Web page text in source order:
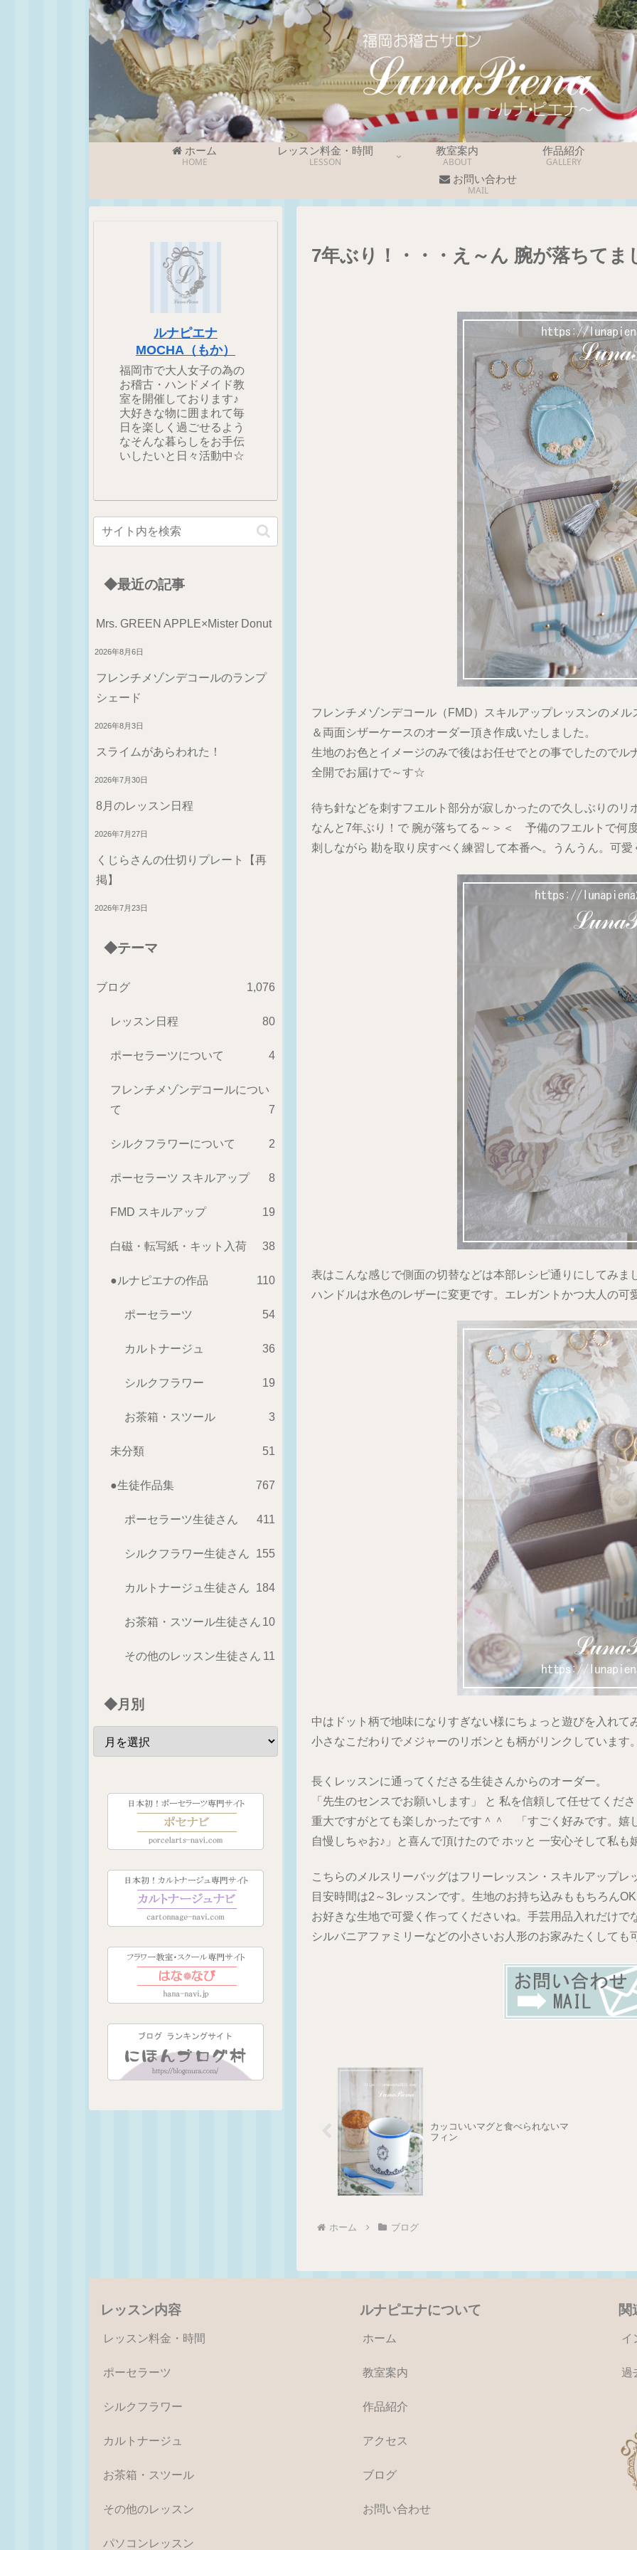
ホーム
HOME
レッスン料金・時間
LESSON
教室案内
ABOUT
作品紹介
GALLERY
お問い合わせ
MAIL
7年ぶり！・・・え～ん 腕が落ちてま
フレンチメゾンデコール（FMD）スキルアップレッスンのメル
＆両面シザーケースのオーダー頂き作成いたしました。
生地のお色とイメージのみで後はお任せでとの事でしたのでル
全開でお届けで～す☆
待ち針などを刺すフエルト部分が寂しかったので久しぶりのリ
なんと7年ぶり！で 腕が落ちてる～＞＜ 予備のフエルトで何
刺しながら 勘を取り戻すべく練習して本番へ。うんうん。可愛
表はこんな感じで側面の切替などは本部レシピ通りにしてみま
ハンドルは水色のレザーに変更です。エレガントかつ大人の可
中はドット柄で地味になりすぎない様にちょっと遊びを入れ
小さなこだわりでメジャーのリボンとも柄がリンクしています
長くレッスンに通ってくださる生徒さんからのオーダー。
「先生のセンスでお願いします」 と 私を信頼して任せてくだ
重大ですがとても楽しかったです＾＾ 「すごく好みです。嬉
自慢しちゃお♪」と喜んで頂けたので ホッと 一安心そして私も
こちらのメルスリーバッグはフリーレッスン・スキルアップレ
目安時間は2～3レッスンです。生地のお持ち込みももちろん
お好きな生地で可愛く作ってくださいね。手芸用品入れだけで
シルバニアファミリーなどの小さいお人形のお家みたくして
カッコいいマグと食べられないマ
フィン
ホーム ブログ
ルナピエナ
MOCHA（もか）
福岡市で大人女子の為の
お稽古・ハンドメイド教
室を開催しております♪
大好きな物に囲まれて毎
日を楽しく過ごせるよう
なそんな暮らしをお手伝
いしたいと日々活動中☆
◆最近の記事
Mrs. GREEN APPLE×Mister Donut
2026年8月6日
フレンチメゾンデコールのランプ
シェード
2026年8月3日
スライムがあらわれた！
2026年7月30日
8月のレッスン日程
2026年7月27日
くじらさんの仕切りプレート【再
掲】
2026年7月23日
◆テーマ
ブログ 1,076
レッスン日程 80
ポーセラーツについて 4
フレンチメゾンデコールについ
て
7
シルクフラワーについて 2
ポーセラーツ スキルアップ 8
FMD スキルアップ 19
白磁・転写紙・キット入荷 38
●ルナピエナの作品 110
ポーセラーツ 54
カルトナージュ 36
シルクフラワー 19
お茶箱・スツール 3
未分類 51
●生徒作品集 767
ポーセラーツ生徒さん 411
シルクフラワー生徒さん 155
カルトナージュ生徒さん 184
お茶箱・スツール生徒さん 10
その他のレッスン生徒さん 11
◆月別
レッスン内容
レッスン料金・時間
ポーセラーツ
シルクフラワー
カルトナージュ
お茶箱・スツール
その他のレッスン
パソコンレッスン
ルナピエナについて
ホーム
教室案内
作品紹介
アクセス
ブログ
お問い合わせ
関
イ
過